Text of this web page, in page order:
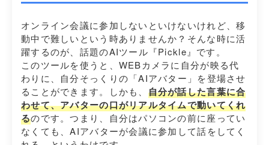
オンライン会議に参加しないといけないけれど、移
動中で難しいという時ありませんか？そんな時に活
躍するのが、話題のAIツール『Pickle』です。
このツールを使うと、WEBカメラに自分が映る代
わりに、自分そっくりの「AIアバター」を登場させ
ることができます。しかも、 自分が話した言葉に合
わせて、アバターの口がリアルタイムで動いてくれ
るのです。つまり、自分はパソコンの前に座ってい
なくても、AIアバターが会議に参加して話をしてく